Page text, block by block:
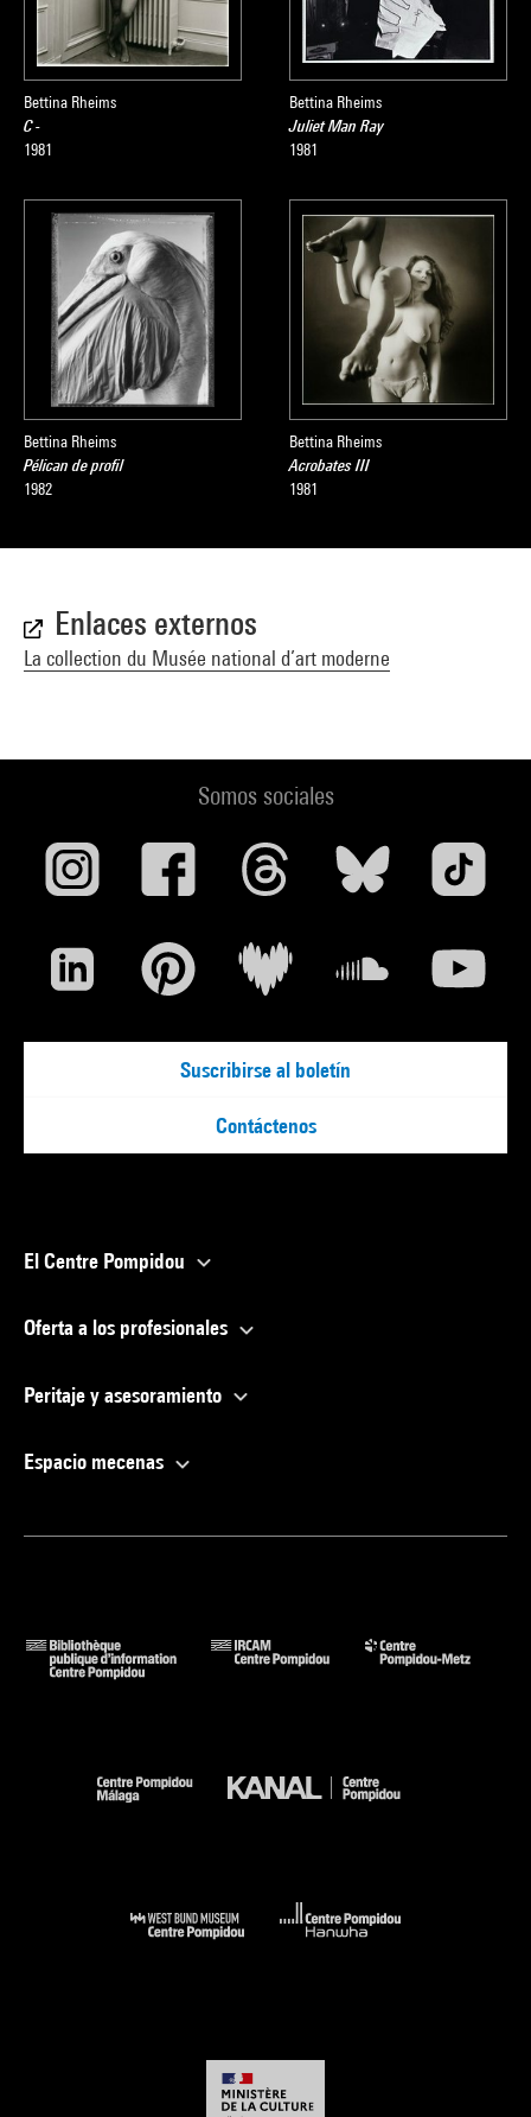
Bettina Rheims
C -
1981
Bettina Rheims
Juliet Man Ray
1981
Bettina Rheims
Pélican de profil
1982
Bettina Rheims
Acrobates III
1981
Enlaces externos
La collection du Musée national d’art moderne
Somos sociales
Suscribirse al boletín
Contáctenos
El Centre Pompidou
Oferta a los profesionales
Peritaje y asesoramiento
Espacio mecenas